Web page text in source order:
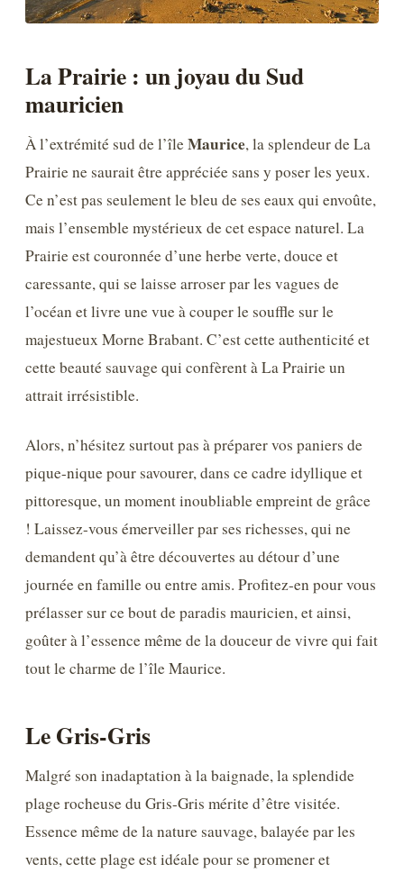
La Prairie : un joyau du Sud
mauricien
À l’extrémité sud de l’île Maurice, la splendeur de La
Prairie ne saurait être appréciée sans y poser les yeux.
Ce n’est pas seulement le bleu de ses eaux qui envoûte,
mais l’ensemble mystérieux de cet espace naturel. La
Prairie est couronnée d’une herbe verte, douce et
caressante, qui se laisse arroser par les vagues de
l’océan et livre une vue à couper le souffle sur le
majestueux Morne Brabant. C’est cette authenticité et
cette beauté sauvage qui confèrent à La Prairie un
attrait irrésistible.
Alors, n’hésitez surtout pas à préparer vos paniers de
pique-nique pour savourer, dans ce cadre idyllique et
pittoresque, un moment inoubliable empreint de grâce
! Laissez-vous émerveiller par ses richesses, qui ne
demandent qu’à être découvertes au détour d’une
journée en famille ou entre amis. Profitez-en pour vous
prélasser sur ce bout de paradis mauricien, et ainsi,
goûter à l’essence même de la douceur de vivre qui fait
tout le charme de l’île Maurice.
Le Gris-Gris
Malgré son inadaptation à la baignade, la splendide
plage rocheuse du Gris-Gris mérite d’être visitée.
Essence même de la nature sauvage, balayée par les
vents, cette plage est idéale pour se promener et